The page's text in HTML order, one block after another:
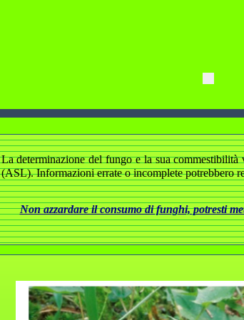
La determinazione del fungo e la sua
(ASL). Informazioni errate o incomplete potrebbero
Non azzardare il consumo di funghi, potresti